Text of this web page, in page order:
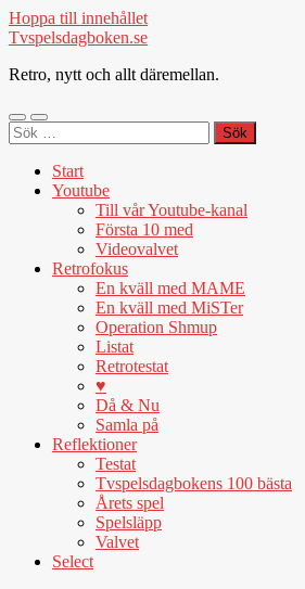
Hoppa till innehållet
Tvspelsdagboken.se
Retro, nytt och allt däremellan.
Slå
på/av
Slå
på/av
Sök
efter:
Start
Youtube
Till vår Youtube-kanal
Första 10 med
Videovalvet
Retrofokus
En kväll med MAME
En kväll med MiSTer
Operation Shmup
Listat
Retrotestat
♥
Då & Nu
Samla på
Reflektioner
Testat
Tvspelsdagbokens 100 bästa
Årets spel
Spelsläpp
Valvet
Select